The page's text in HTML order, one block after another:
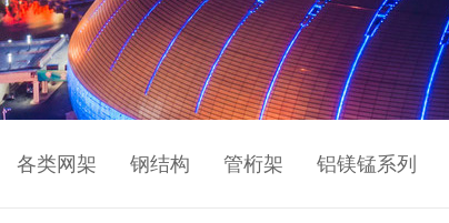
各类网架 钢结构 管桁架 铝镁锰系列